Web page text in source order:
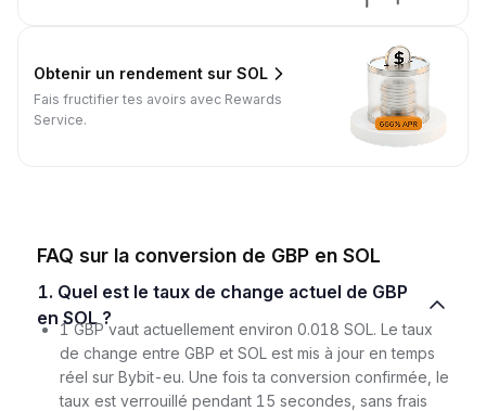
Obtenir un rendement sur SOL
Fais fructifier tes avoirs avec Rewards
Service.
FAQ sur la conversion de GBP en SOL
1. Quel est le taux de change actuel de GBP
en SOL ?
1 GBP vaut actuellement environ 0.018 SOL. Le taux
de change entre GBP et SOL est mis à jour en temps
réel sur Bybit-eu. Une fois ta conversion confirmée, le
taux est verrouillé pendant 15 secondes, sans frais